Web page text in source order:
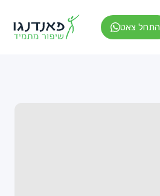
התחל צאט